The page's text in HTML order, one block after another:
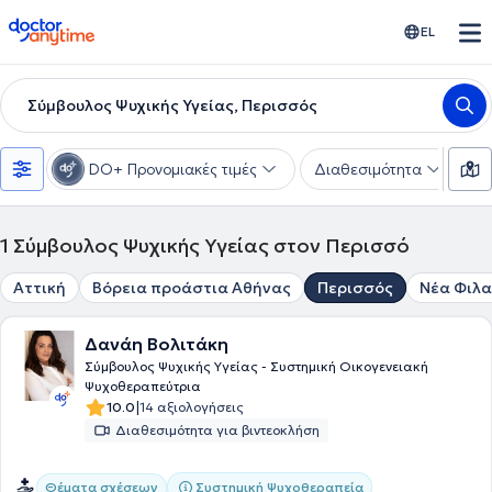
doctoranytime EL
Σύμβουλος Ψυχικής Υγείας, Περισσός
DO+ Προνομιακές τιμές Διαθεσιμότητα
1 Σύμβουλος Ψυχικής Υγείας στον Περισσό
Αττική Βόρεια προάστια Αθήνας Περισσός Νέα
Δανάη Βολιτάκη
Σύμβουλος Ψυχικής Υγείας - Συστημική Οικογενειακή
Ψυχοθεραπεύτρια
10.0|14 αξιολογήσεις
Διαθεσιμότητα για βιντεοκλήση
Θέματα σχέσεων Συστημική Ψυχοθεραπεία